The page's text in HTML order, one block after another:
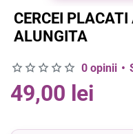
CERCEI
ALUNGITA
0 opinii •
49,00 lei